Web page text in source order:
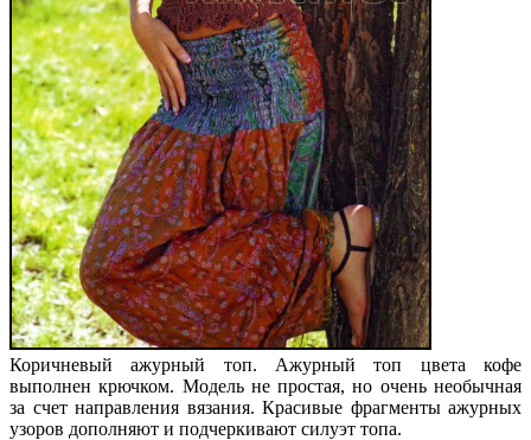
Коричневый ажурный топ. Ажурный топ цвета кофе
выполнен крючком. Модель не простая, но очень необычная
за счет направления вязания. Красивые фрагменты ажурных
узоров дополняют и подчеркивают силуэт топа.